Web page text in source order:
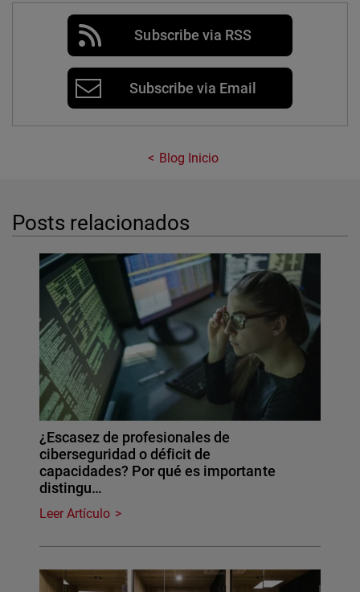
Subscribe via RSS
Subscribe via Email
Blog Inicio
Posts relacionados
¿Escasez de profesionales de
ciberseguridad o déficit de
capacidades? Por qué es importante
distingu…
Leer Artículo